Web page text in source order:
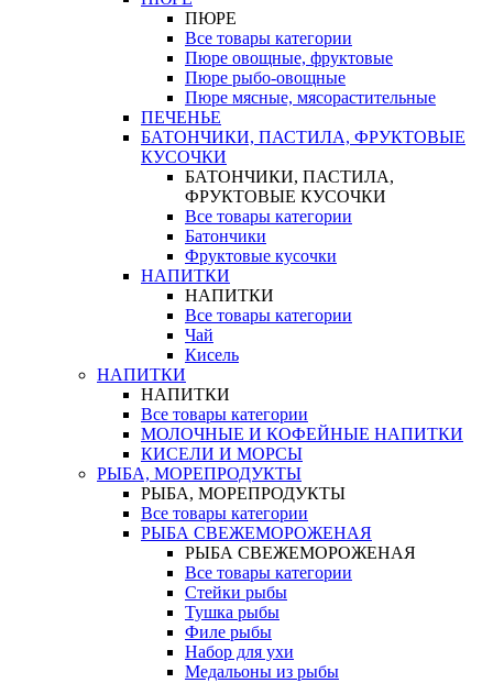
ПЮРЕ
Все товары категории
Пюре овощные, фруктовые
Пюре рыбо-овощные
Пюре мясные, мясорастительные
ПЕЧЕНЬЕ
БАТОНЧИКИ, ПАСТИЛА, ФРУКТОВЫЕ
КУСОЧКИ
БАТОНЧИКИ, ПАСТИЛА,
ФРУКТОВЫЕ КУСОЧКИ
Все товары категории
Батончики
Фруктовые кусочки
НАПИТКИ
НАПИТКИ
Все товары категории
Чай
Кисель
НАПИТКИ
НАПИТКИ
Все товары категории
МОЛОЧНЫЕ И КОФЕЙНЫЕ НАПИТКИ
КИСЕЛИ И МОРСЫ
РЫБА, МОРЕПРОДУКТЫ
РЫБА, МОРЕПРОДУКТЫ
Все товары категории
РЫБА СВЕЖЕМОРОЖЕНАЯ
РЫБА СВЕЖЕМОРОЖЕНАЯ
Все товары категории
Стейки рыбы
Тушка рыбы
Филе рыбы
Набор для ухи
Медальоны из рыбы